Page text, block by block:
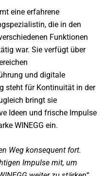
eine erfahrene
die in den
Funktionen
war. Sie verfügt über
und digitale
steht für Kontinuität in der
bringt sie
Ideen und frische Impulse
WINEGG ein.
Weg konsequent fort.
Impulse mit, um